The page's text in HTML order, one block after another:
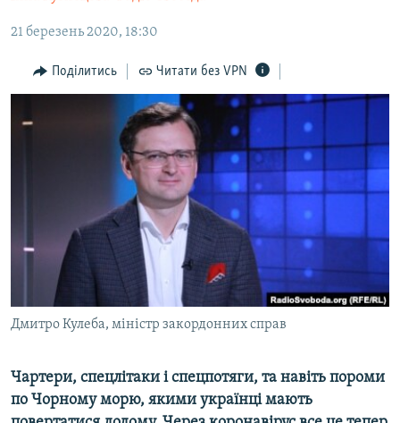
навігації
Перейти
пошуку
БЛОГИ
ПОГЛЯД
ІНТЕРВ'Ю
СПЕЦПРОЕКТИ
ВІДЕОУРОКИ «ELIFBE»
СВІДЧЕННЯ ОКУПАЦІЇ
УКРАЇНСЬКА ПРОБЛЕМА КРИМУ
ІНФОГРАФІКА
ЯК ОБІЙТИ БЛОКУВАННЯ
Qırımtatar
ДОЛУЧАЙСЯ!
Усі сайти RFE/RL
21 березень 2020, 18:30
Поділитись Читати без VPN
Дмитро Кулеба, міністр закордонних справ
Чартери, спецлітаки і спецпотяги, та навіть пороми
по Чорному морю, якими українці мають